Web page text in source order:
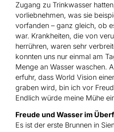
Zugang zu Trinkwasser
vorliebnehmen, was sie
vorfanden – ganz gleich, ob
war. Krankheiten, die von
herrühren, waren sehr
konnten uns nur einmal am
Menge an Wasser waschen.
erfuhr, dass World Vision
graben wird, bin ich vor
Endlich würde meine Mühe
Freude und Wasser im
Es ist der erste Brunnen in